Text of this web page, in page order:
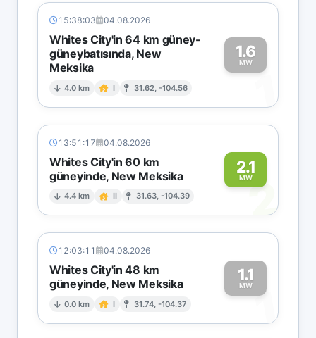
15:38:03 04.08.2026
Whites City'in 64 km güney-
güneybatısında, New
Meksika
4.0 km I 31.62, -104.56
1.6
MW
1
13:51:17 04.08.2026
Whites City'in 60 km
güneyinde, New Meksika
4.4 km II 31.63, -104.39
2.1
MW2
12:03:11 04.08.2026
Whites City'in 48 km
güneyinde, New Meksika
0.0 km I 31.74, -104.37
1.1
MW1